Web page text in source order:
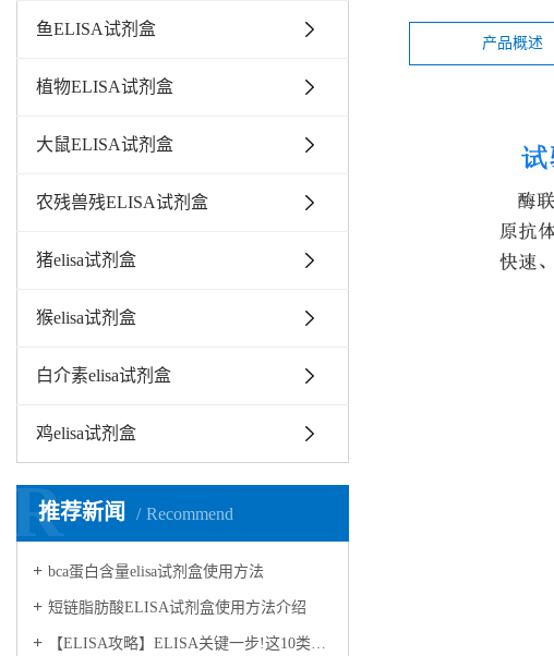
鱼ELISA试剂盒
植物ELISA试剂盒
大鼠ELISA试剂盒
农残兽残ELISA试剂盒
猪elisa试剂盒
猴elisa试剂盒
白介素elisa试剂盒
鸡elisa试剂盒
推荐新闻 Recommend
R
bca蛋白含量elisa试剂盒使用方法
短链脂肪酸ELISA试剂盒使用方法介绍
【ELISA攻略】ELISA关键一步!这10类样品要如何处理?
产品概述